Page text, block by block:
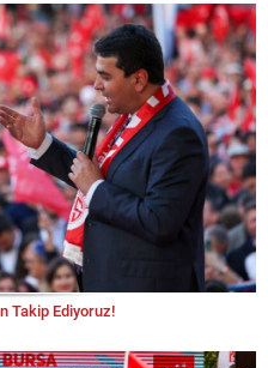
Takip Ediyoruz!